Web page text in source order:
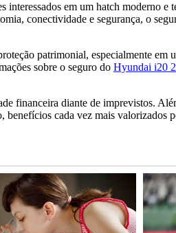
em um hatch moderno
conectividade e segurança, o
patrimonial, especialmente
sobre o seguro do Hyundai i20
financeira diante de imprevistos.
cada vez mais valorizados